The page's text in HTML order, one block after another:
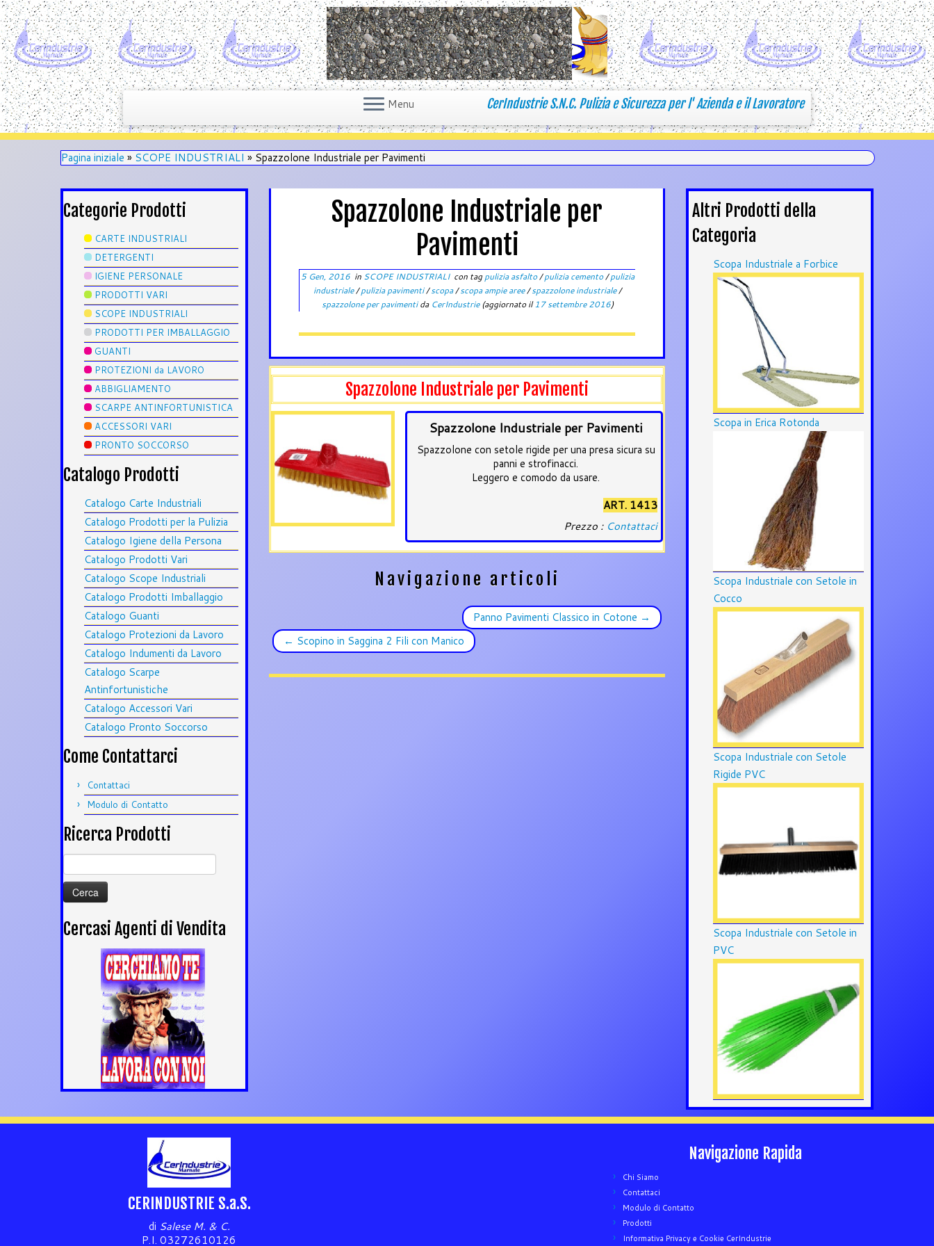
CerIndustrie S.N.C. Pulizia e Sicurezza per l' Azienda e il Lavoratore
Menu
Pagina iniziale » SCOPE INDUSTRIALI » Spazzolone Industriale per Pavimenti
Categorie Prodotti
CARTE INDUSTRIALI
DETERGENTI
IGIENE PERSONALE
PRODOTTI VARI
SCOPE INDUSTRIALI
PRODOTTI PER IMBALLAGGIO
GUANTI
PROTEZIONI da LAVORO
ABBIGLIAMENTO
SCARPE ANTINFORTUNISTICA
ACCESSORI VARI
PRONTO SOCCORSO
Catalogo Prodotti
Catalogo Carte Industriali
Catalogo Prodotti per la Pulizia
Catalogo Igiene della Persona
Catalogo Prodotti Vari
Catalogo Scope Industriali
Catalogo Prodotti Imballaggio
Catalogo Guanti
Catalogo Protezioni da Lavoro
Catalogo Indumenti da Lavoro
Catalogo Scarpe
Antinfortunistiche
Catalogo Accessori Vari
Catalogo Pronto Soccorso
Come Contattarci
Contattaci
Modulo di Contatto
Ricerca Prodotti
per:
Cercasi Agenti di Vendita
Spazzolone Industriale per
Pavimenti
5 Gen, 2016in SCOPE INDUSTRIALI con tagpulizia asfalto/pulizia cemento/pulizia
industriale/pulizia pavimenti/scopa/scopa ampie aree/spazzolone industriale/
spazzolone per pavimentida CerIndustrie(aggiornato il17 settembre 2016)
Spazzolone Industriale per Pavimenti
Spazzolone Industriale per Pavimenti
Spazzolone con setole rigide per una presa sicura su
panni e strofinacci.
Leggero e comodo da usare.
ART. 1413
Prezzo : Contattaci
Navigazione articoli
Panno Pavimenti Classico in Cotone →
← Scopino in Saggina 2 Fili con Manico
Altri Prodotti della
Categoria
Scopa Industriale a Forbice
Scopa in Erica Rotonda
Scopa Industriale con Setole in
Cocco
Scopa Industriale con Setole
Rigide PVC
Scopa Industriale con Setole in
PVC
CERINDUSTRIE S.a.S.
di Salese M. & C.
P.I. 03272610126
Navigazione Rapida
Chi Siamo
Contattaci
Modulo di Contatto
Prodotti
Informativa Privacy e Cookie CerIndustrie